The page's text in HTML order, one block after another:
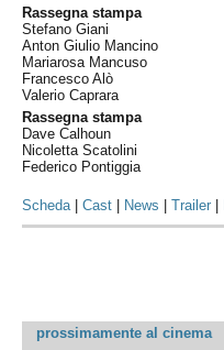
Rassegna stampa
Stefano Giani
Anton Giulio Mancino
Mariarosa Mancuso
Francesco Alò
Valerio Caprara
Rassegna stampa
Dave Calhoun
Nicoletta Scatolini
Federico Pontiggia
Scheda|Cast News |Trailer
prossimamente al cinema